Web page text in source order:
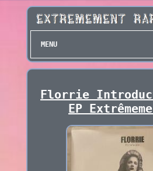
MENU
Florrie
EP